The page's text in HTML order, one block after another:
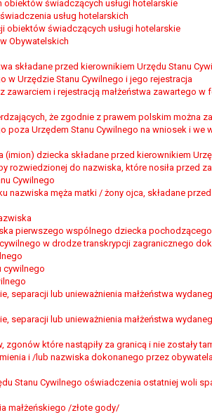
obiektów świadczących usługi hotelarskie
usług hotelarskich
obiektów świadczących usługi hotelarskie
Obywatelskich
składane przed kierownikiem Urzędu Stanu
w Urzędzie Stanu Cywilnego i jego rejestracja
zawarciem i rejestracją małżeństwa zawartego
że zgodnie z prawem polskim można
poza Urzędem Stanu Cywilnego na wniosek i we
(imion) dziecka składane przed kierownikiem
rozwiedzionej do nazwiska, które nosiła przed
Cywilnego
nazwiska męża matki / żony ojca, składane
pierwszego wspólnego dziecka pochodzącego
w drodze transkrypcji zagranicznego
cywilnego
separacji lub unieważnienia małżeństwa
separacji lub unieważnienia małżeństwa
zgonów które nastąpiły za granicą i nie zostały
i /lub nazwiska dokonanego przez
Stanu Cywilnego oświadczenia ostatniej woli
małżeńskiego /złote gody/